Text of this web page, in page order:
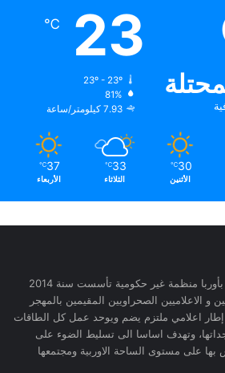
23
℃
23º - 23º
81%
7.93 كيلومتر/ساعة
30
℃
الأثنين
33
℃
الثلاثاء
37
℃
الأربعاء
رابطة الصحفيين والاعلاميين بأوربا منظمة غير حكومية تأسست سنة 2014
و الاعلاميين الصحراويين المقيمين بالمهجر
اعلامي ملتزم يضم ويوحد عمل كل الطاقات
وتهدف اساسا الى تسليط الضوء على
على مستوى الساحة الاوربية ومجتمعها